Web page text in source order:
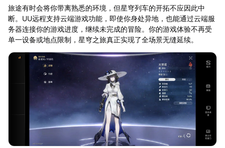
旅途有时会将你带离熟悉的环境，但星穹列车的开拓不应因此中
断。UU远程支持云端游戏功能，即使你身处异地，也能通过云端服
务器连接你的游戏进度，继续未完成的冒险。你的游戏体验不再受
单一设备或地点限制，星穹之旅真正实现了全场景无缝延续。